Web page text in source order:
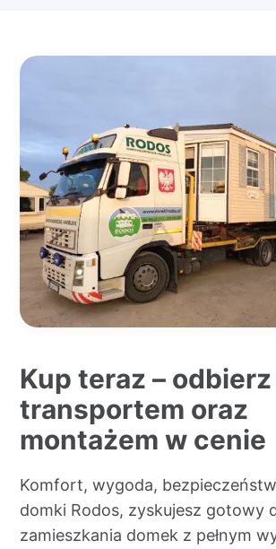
Kup teraz –
transportem oraz
montażem w cenie
Komfort, wygoda,
domki Rodos, zyskujesz gotowy
zamieszkania domek z pełnym